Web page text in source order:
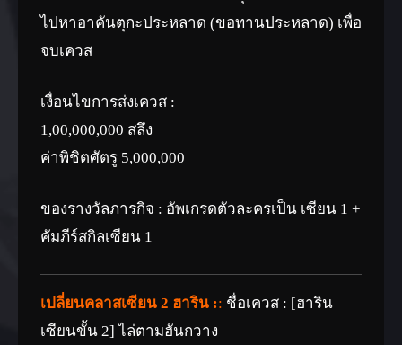
ไปหาอาคันตุกะประหลาด (ขอทานประหลาด) เพื่อ
จบเควส
เงื่อนไขการส่งเควส :
1,00,000,000 สลึง
ค่าพิชิตศัตรู 5,000,000
ของรางวัลภารกิจ : อัพเกรดตัวละครเป็น เซียน 1 +
คัมภีร์สกิลเซียน 1
เปลี่ยนคลาสเซียน 2 ฮาริน :: ชื่อเควส : [ฮาริน
เซียนขั้น 2] ไล่ตามฮันกวาง